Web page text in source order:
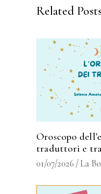
Related Posts
Oroscopo
traduttori e
01/07/2026 La